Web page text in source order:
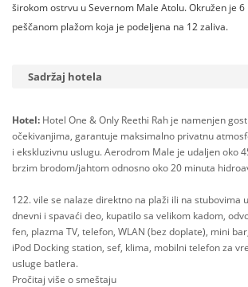
širokom ostrvu u Severnom Male Atolu. Okružen je
peščanom plažom koja je podeljena na 12 zaliva.
Sadržaj hotela
Hotel: Hotel One & Only Reethi Rah je namenjen
očekivanjima, garantuje maksimalno privatnu
i ekskluzivnu uslugu. Aerodrom Male je udaljen oko
brzim brodom/jahtom odnosno oko 20 minuta
122. vile se nalaze direktno na plaži ili na stubovima
dnevni i spavaći deo, kupatilo sa velikom kadom,
fen, plazma TV, telefon, WLAN (bez doplate), mini
iPod Docking station, sef, klima, mobilni telefon za
usluge batlera.
Pročitaj više o smeštaju